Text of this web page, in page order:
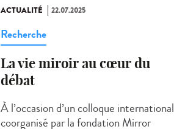
ACTUALITÉ 22.07.2025
Recherche
La vie miroir au cœur du
débat
À l’occasion d’un colloque international
coorganisé par la fondation Mirror